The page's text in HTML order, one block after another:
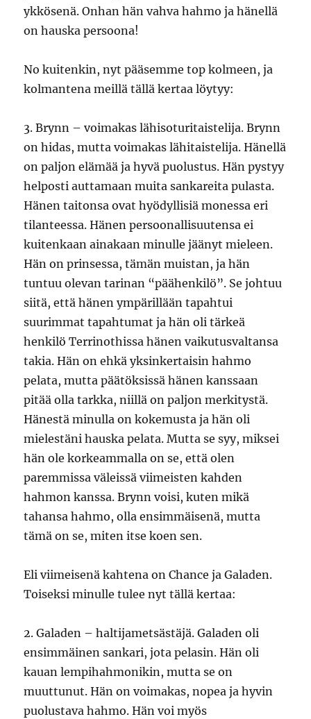
ykkösenä. Onhan hän vahva hahmo ja hänellä
on hauska persoona!
No kuitenkin, nyt pääsemme top kolmeen, ja
kolmantena meillä tällä kertaa löytyy:
3. Brynn – voimakas lähisoturitaistelija. Brynn
on hidas, mutta voimakas lähitaistelija. Hänellä
on paljon elämää ja hyvä puolustus. Hän pystyy
helposti auttamaan muita sankareita pulasta.
Hänen taitonsa ovat hyödyllisiä monessa eri
tilanteessa. Hänen persoonallisuutensa ei
kuitenkaan ainakaan minulle jäänyt mieleen.
Hän on prinsessa, tämän muistan, ja hän
tuntuu olevan tarinan “päähenkilö”. Se johtuu
siitä, että hänen ympärillään tapahtui
suurimmat tapahtumat ja hän oli tärkeä
henkilö Terrinothissa hänen vaikutusvaltansa
takia. Hän on ehkä yksinkertaisin hahmo
pelata, mutta päätöksissä hänen kanssaan
pitää olla tarkka, niillä on paljon merkitystä.
Hänestä minulla on kokemusta ja hän oli
mielestäni hauska pelata. Mutta se syy, miksei
hän ole korkeammalla on se, että olen
paremmissa väleissä viimeisten kahden
hahmon kanssa. Brynn voisi, kuten mikä
tahansa hahmo, olla ensimmäisenä, mutta
tämä on se, miten itse koen sen.
Eli viimeisenä kahtena on Chance ja Galaden.
Toiseksi minulle tulee nyt tällä kertaa:
2. Galaden – haltijametsästäjä. Galaden oli
ensimmäinen sankari, jota pelasin. Hän oli
kauan lempihahmonikin, mutta se on
muuttunut. Hän on voimakas, nopea ja hyvin
puolustava hahmo. Hän voi myös